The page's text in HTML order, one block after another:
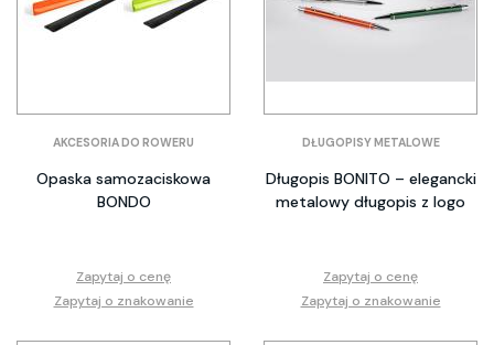
AKCESORIA DO ROWERU
Opaska samozaciskowa
BONDO
Zapytaj o cenę
Zapytaj o znakowanie
DŁUGOPISY METALOWE
Długopis BONITO – elegancki
metalowy długopis z logo
Zapytaj o cenę
Zapytaj o znakowanie